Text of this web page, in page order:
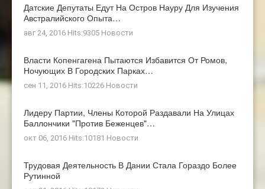
Датские Депутаты Едут На Остров Науру Для Изучения
Австралийского Опыта…
авг 24, 2016 Hits:9305 Новости
Власти Копенгагена Пытаются Избавится От Ромов,
Ночующих В Городских Парках…
сен 11, 2016 Hits:10226 Новости
Лидеру Партии, Члены Которой Раздавали На Улицах
Баллончики "против Беженцев"…
окт 06, 2016 Hits:10181 Новости
Трудовая Деятельность В Дании Стала Гораздо Более
Рутинной